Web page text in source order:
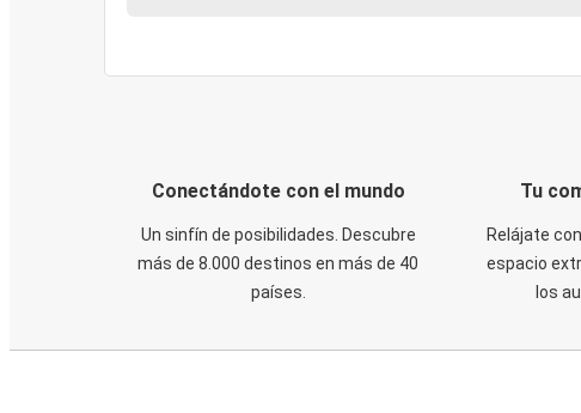
Conectándote con el mundo
Un sinfín de posibilidades. Descubre
más de 8.000 destinos en más de 40
países.
Tu
Relájate
espacio
los